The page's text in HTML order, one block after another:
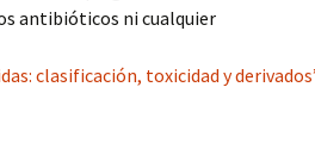
antibióticos ni cualquier
clasificación, toxicidad y